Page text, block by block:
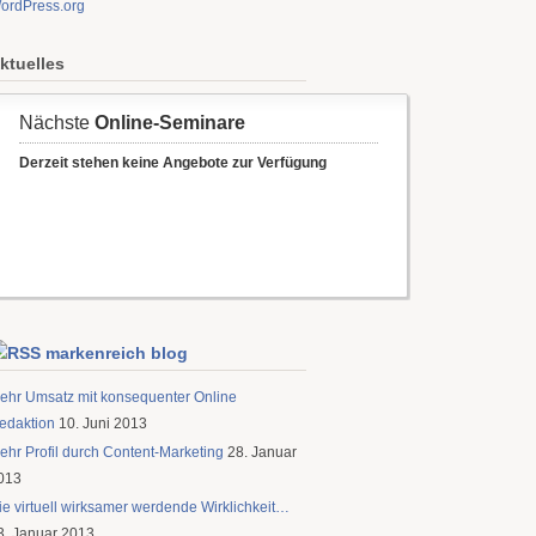
markenreich blog
Umsatz mit konsequenter Online
10. Juni 2013
Profil durch Content-Marketing 28. Januar
virtuell wirksamer werdende Wirklichkeit…